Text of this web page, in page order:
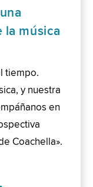
la música
tiempo.
y nuestra
en
Coachella».